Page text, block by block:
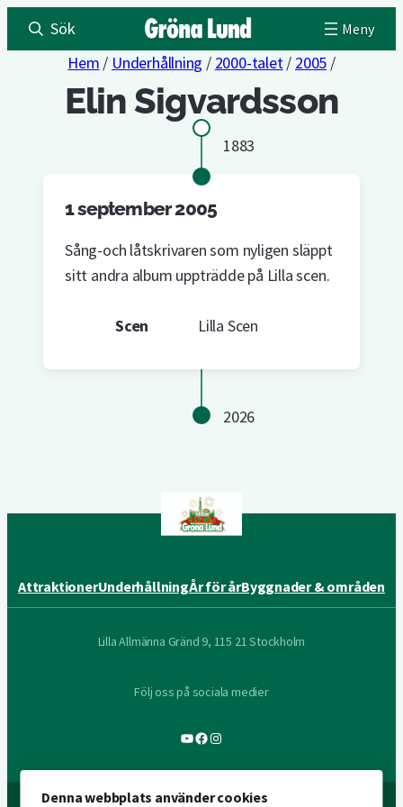
Sök
Hem / Underhållning / 2000-talet/ 2005 /
Elin Sigvardsson
1883
1 september 2005
Sång-och låtskrivaren som nyligen släppt
sitt andra album uppträdde på Lilla scen.
Scen Lilla Scen
2026
AttraktionerUnderhållningÅr för årByggnader & områden
Lilla Allmänna Gränd 9, 115 21 Stockholm
Följ oss på sociala medier
YouTube
Facebook
Instagram
Denna webbplats använder cookies